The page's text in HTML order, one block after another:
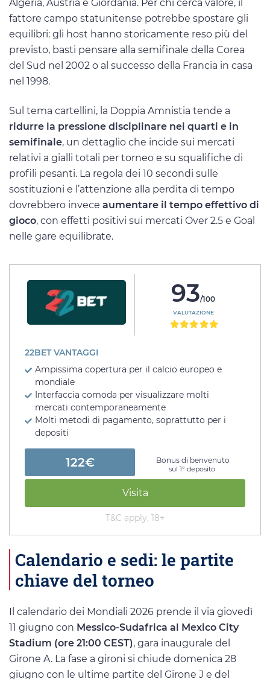
Algeria, Austria e Giordania. Per chi cerca valore, il
fattore campo statunitense potrebbe spostare gli
equilibri: gli host hanno storicamente reso più del
previsto, basti pensare alla semifinale della Corea
del Sud nel 2002 o al successo della Francia in casa
nel 1998.
Sul tema cartellini, la Doppia Amnistia tende a
ridurre la pressione disciplinare nei quarti e in
semifinale, un dettaglio che incide sui mercati
relativi a gialli totali per torneo e su squalifiche di
profili pesanti. La regola dei 10 secondi sulle
sostituzioni e l’attenzione alla perdita di tempo
dovrebbero invece aumentare il tempo effettivo di
gioco, con effetti positivi sui mercati Over 2.5 e Goal
nelle gare equilibrate.
93/100
VALUTAZIONE
22BET VANTAGGI
Ampissima copertura per il calcio europeo e
mondiale
Interfaccia comoda per visualizzare molti
mercati contemporaneamente
Molti metodi di pagamento, soprattutto per i
depositi
122€ Bonus di benvenuto
sul 1° deposito
Visita
T&C apply, 18+
Calendario e sedi: le partite
chiave del torneo
Il calendario dei Mondiali 2026 prende il via giovedì
11 giugno con Messico-Sudafrica al Mexico City
Stadium (ore 21:00 CEST), gara inaugurale del
Girone A. La fase a gironi si chiude domenica 28
giugno con le ultime partite del Girone J e del